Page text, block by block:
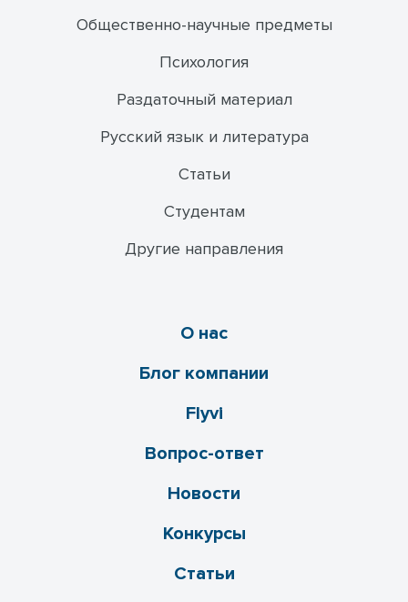
Общественно-научные предметы
Психология
Раздаточный материал
Русский язык и литература
Статьи
Студентам
Другие направления
О нас
Блог компании
Flyvi
Вопрос-ответ
Новости
Конкурсы
Статьи